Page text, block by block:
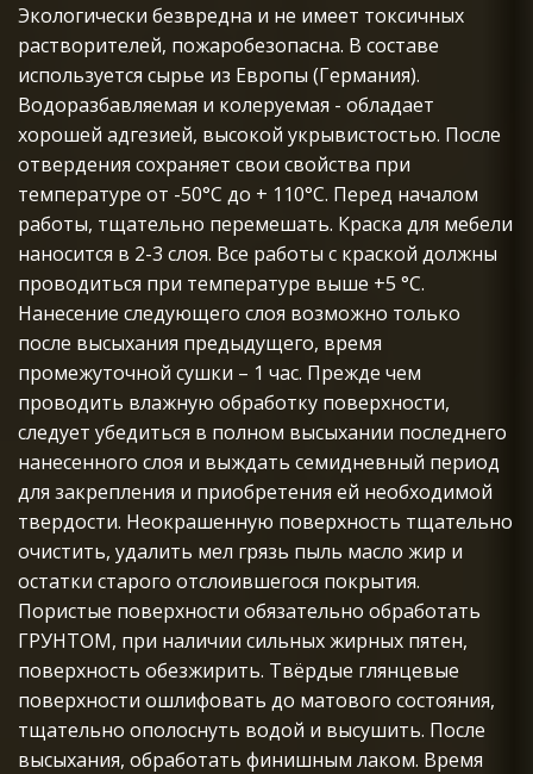
Экологически безвредна и не имеет токсичных
растворителей, пожаробезопасна. В составе
используется сырье из Европы (Германия).
Водоразбавляемая и колеруемая - обладает
хорошей адгезией, высокой укрывистостью. После
отвердения сохраняет свои свойства при
температуре от -50°С до + 110°С. Перед началом
работы, тщательно перемешать. Краска для мебели
наносится в 2-3 слоя. Все работы с краской должны
проводиться при температуре выше +5 °С.
Нанесение следующего слоя возможно только
после высыхания предыдущего, время
промежуточной сушки – 1 час. Прежде чем
проводить влажную обработку поверхности,
следует убедиться в полном высыхании последнего
нанесенного слоя и выждать семидневный период
для закрепления и приобретения ей необходимой
твердости. Неокрашенную поверхность тщательно
очистить, удалить мел грязь пыль масло жир и
остатки старого отслоившегося покрытия.
Пористые поверхности обязательно обработать
ГРУНТОМ, при наличии сильных жирных пятен,
поверхность обезжирить. Твёрдые глянцевые
поверхности ошлифовать до матового состояния,
тщательно ополоснуть водой и высушить. После
высыхания, обработать финишным лаком. Время